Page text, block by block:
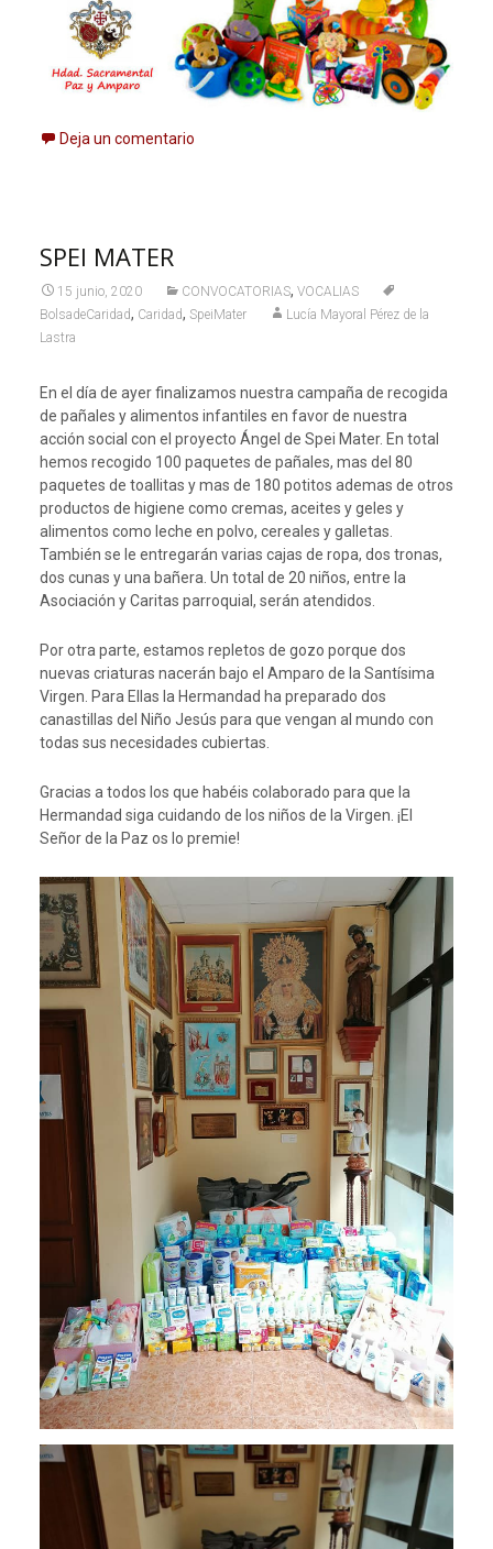
Deja un comentario
SPEI MATER
15 junio, 2020 CONVOCATORIAS, VOCALIAS
BolsadeCaridad, Caridad, SpeiMater
Lucía Mayoral Pérez de la
Lastra
En el día de ayer finalizamos nuestra campaña de recogida
de pañales y alimentos infantiles en favor de nuestra
acción social con el proyecto Ángel de Spei Mater. En total
hemos recogido 100 paquetes de pañales, mas del 80
paquetes de toallitas y mas de 180 potitos ademas de otros
productos de higiene como cremas, aceites y geles y
alimentos como leche en polvo, cereales y galletas.
También se le entregarán varias cajas de ropa, dos tronas,
dos cunas y una bañera. Un total de 20 niños, entre la
Asociación y Caritas parroquial, serán atendidos.
Por otra parte, estamos repletos de gozo porque dos
nuevas criaturas nacerán bajo el Amparo de la Santísima
Virgen. Para Ellas la Hermandad ha preparado dos
canastillas del Niño Jesús para que vengan al mundo con
todas sus necesidades cubiertas.
Gracias a todos los que habéis colaborado para que la
Hermandad siga cuidando de los niños de la Virgen. ¡El
Señor de la Paz os lo premie!